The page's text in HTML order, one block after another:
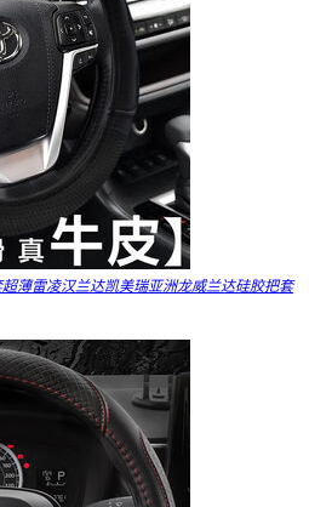
薄雷凌汉兰达凯美瑞亚洲龙威兰达硅胶把套